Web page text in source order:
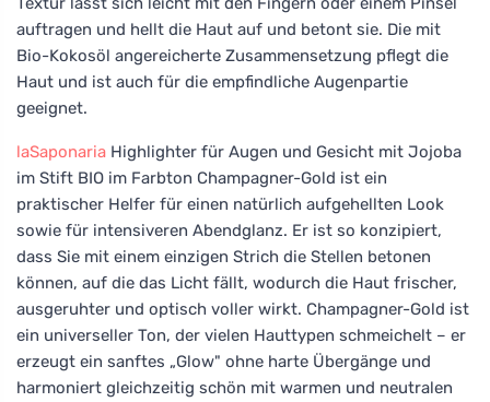
auftragen und hellt die Haut auf und betont sie. Die mit
Bio-Kokosöl angereicherte Zusammensetzung pflegt die
Haut und ist auch für die empfindliche Augenpartie
geeignet.
laSaponaria Highlighter für Augen und Gesicht mit Jojoba
im Stift BIO im Farbton Champagner-Gold ist ein
praktischer Helfer für einen natürlich aufgehellten Look
sowie für intensiveren Abendglanz. Er ist so konzipiert,
dass Sie mit einem einzigen Strich die Stellen betonen
können, auf die das Licht fällt, wodurch die Haut frischer,
ausgeruhter und optisch voller wirkt. Champagner-Gold ist
ein universeller Ton, der vielen Hauttypen schmeichelt – er
erzeugt ein sanftes „Glow" ohne harte Übergänge und
harmoniert gleichzeitig schön mit warmen und neutralen